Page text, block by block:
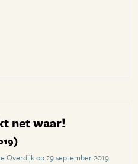
net waar!
Overdijk op 29 september 2019